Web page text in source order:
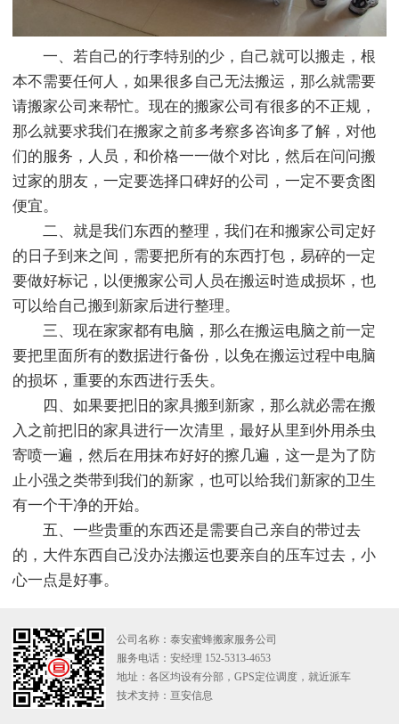
一、若自己的行李特别的少，自己就可以搬走，根
本不需要任何人，如果很多自己无法搬运，那么就需要
请搬家公司来帮忙。现在的搬家公司有很多的不正规，
那么就要求我们在搬家之前多考察多咨询多了解，对他
们的服务，人员，和价格一一做个对比，然后在问问搬
过家的朋友，一定要选择口碑好的公司，一定不要贪图
便宜。
二、就是我们东西的整理，我们在和搬家公司定好
的日子到来之间，需要把所有的东西打包，易碎的一定
要做好标记，以便搬家公司人员在搬运时造成损坏，也
可以给自己搬到新家后进行整理。
三、现在家家都有电脑，那么在搬运电脑之前一定
要把里面所有的数据进行备份，以免在搬运过程中电脑
的损坏，重要的东西进行丢失。
四、如果要把旧的家具搬到新家，那么就必需在搬
入之前把旧的家具进行一次清里，最好从里到外用杀虫
寄喷一遍，然后在用抹布好好的擦几遍，这一是为了防
止小强之类带到我们的新家，也可以给我们新家的卫生
有一个干净的开始。
五、一些贵重的东西还是需要自己亲自的带过去
的，大件东西自己没办法搬运也要亲自的压车过去，小
心一点是好事。
公司名称：泰安蜜蜂搬家服务公司
服务电话：安经理 152-5313-4653
地址：各区均设有分部，GPS定位调度，就近派车
技术支持： 亘安信息